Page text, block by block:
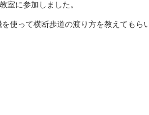
室に参加しました。
使って横断歩道の渡り方を教えてもら